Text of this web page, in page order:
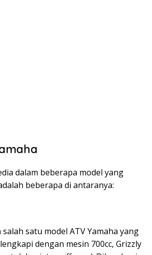
dalam beberapa model yang
beberapa di antaranya:
salah satu model ATV Yamaha yang
dengan mesin 700cc, Grizzly